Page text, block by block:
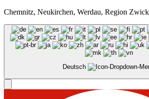
Chemnitz, Neukirchen, Werdau, Region
Deutsch